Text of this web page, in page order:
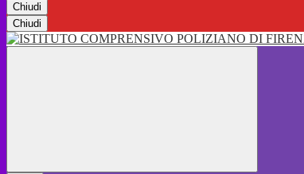
Chiudi
Chiudi